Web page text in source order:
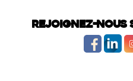
Rejoignez-nous